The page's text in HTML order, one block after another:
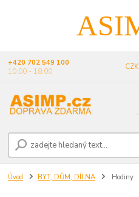
+420 702 549 100
10:00 - 18:00
Úvod BYT, DŮM, DÍLNA Hodiny